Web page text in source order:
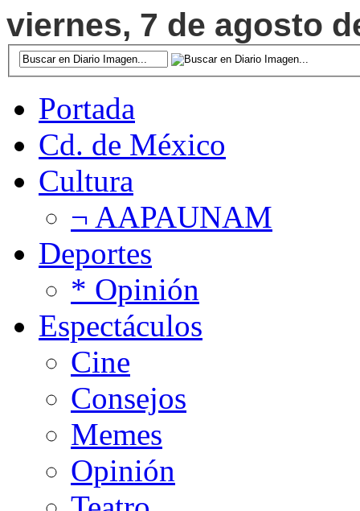
viernes, 7 de agosto
Portada
Cd. de México
Cultura
¬ AAPAUNAM
Deportes
* Opinión
Espectáculos
Cine
Consejos
Memes
Opinión